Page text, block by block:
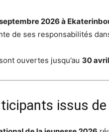
septembre 2026 à
de ses responsabilités
ouvertes jusqu’au 30
issus